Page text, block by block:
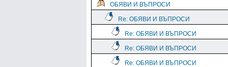
ОБЯВИ И ВЪПРОСИ
Re: ОБЯВИ И ВЪПРОСИ
Re: ОБЯВИ И ВЪПРОСИ
Re: ОБЯВИ И ВЪПРОСИ
Re: ОБЯВИ И ВЪПРОСИ